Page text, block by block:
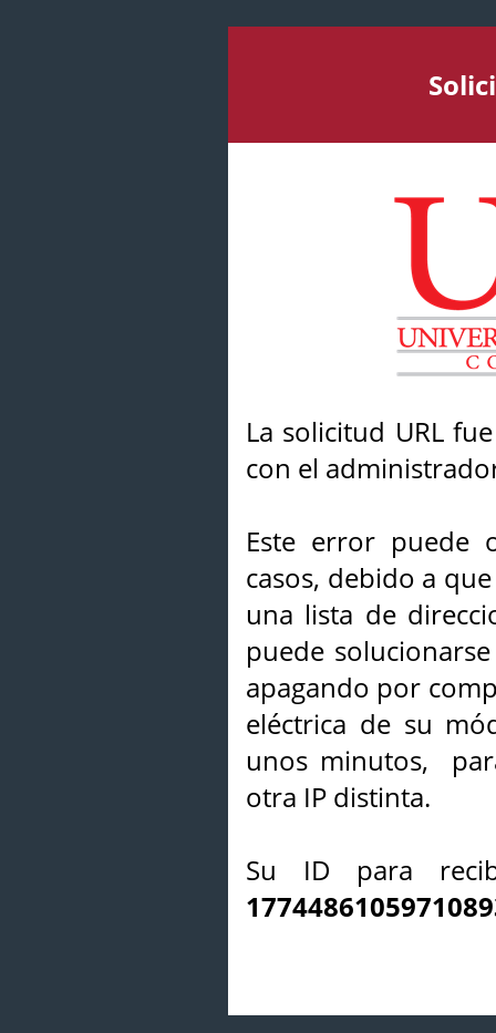
La solicitud URL
con el
Este error puede
casos, debido a
una lista de
puede
apagando por
eléctrica de su
unos minutos,
otra IP distinta.
Su ID para